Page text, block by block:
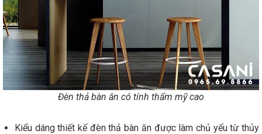
Đèn thả bàn ăn có tính thẩm mỹ cao
Kiểu dáng thiết kế đèn thả bàn ăn được làm chủ yếu từ thủy